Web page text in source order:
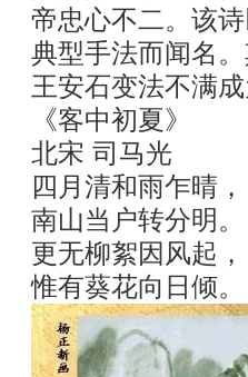
帝忠心不二。该
典型手法而闻名
王安石变法不满
《客中初夏》
北宋 司马光
四月清和雨乍晴，
南山当户转分明。
更无柳絮因风起，
惟有葵花向日倾。